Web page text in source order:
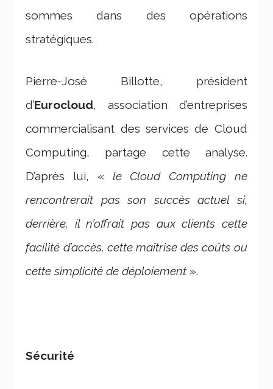
sommes dans des opérations
stratégiques.
Pierre-José Billotte, président
d’Eurocloud, association d’entreprises
commercialisant des services de Cloud
Computing, partage cette analyse.
D’après lui, « le Cloud Computing ne
rencontrerait pas son succès actuel si,
derrière, il n’offrait pas aux clients cette
facilité d’accès, cette maîtrise des coûts ou
cette simplicité de déploiement ».
Sécurité